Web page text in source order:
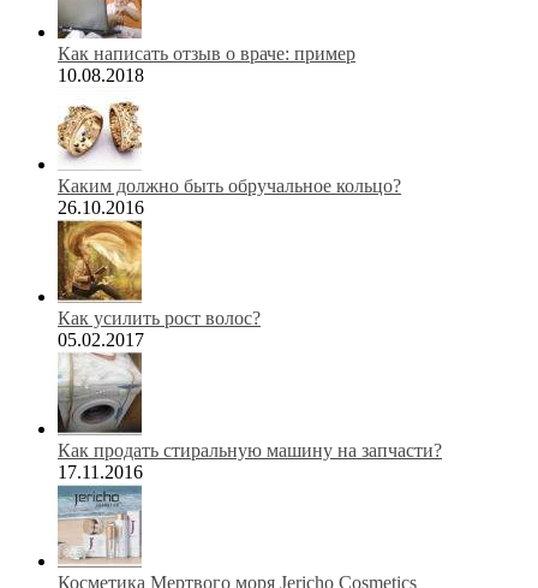
Как написать отзыв о враче: пример
10.08.2018
Каким должно быть обручальное кольцо?
26.10.2016
Как усилить рост волос?
05.02.2017
Как продать стиральную машину на запчасти?
17.11.2016
Косметика Мертвого моря Jericho Cosmetics